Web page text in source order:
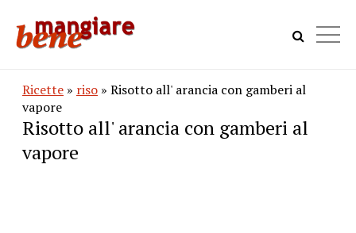
Ricette » riso » Risotto all' arancia con gamberi al
vapore
Risotto all' arancia con gamberi al
vapore